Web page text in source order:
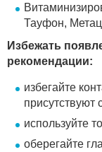
Тауфон,
Избежать
рекомендации:
избегайте
присутствуют
используйте
оберегайте